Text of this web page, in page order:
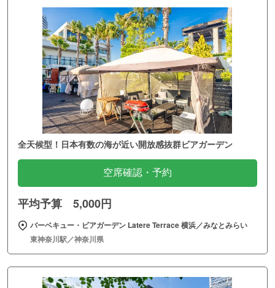
全天候型！日本有数の海が近い開放感抜群ビアガーデン
空席確認・予約
平均予算 5,000円
バーベキュー・ビアガーデン Latere Terrace 横浜／みなとみらい
東神奈川駅／神奈川県